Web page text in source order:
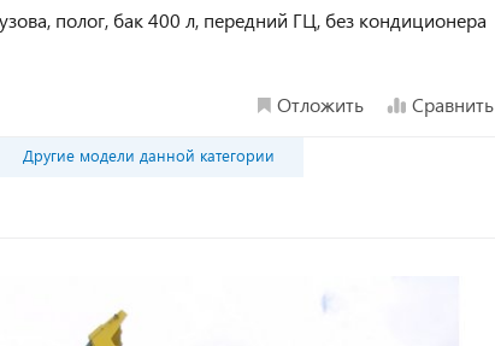
полог, бак 400 л, передний ГЦ, без кондиционера
Отложить Сравнить
Другие модели данной категории